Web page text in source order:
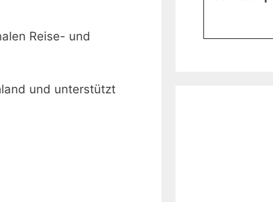
Reise- und
und unterstützt